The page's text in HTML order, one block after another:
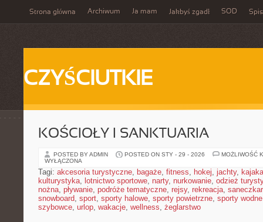
Strona główna Archiwum Ja mam Jakbyś zgadł SOD
CZYŚCIUTKIE
KOŚCIOŁY I SANKTUARIA
POSTED BY ADMIN POSTED ON STY - 29 - 2026
MOŻLIWOŚĆ
WYŁĄCZONA
Tagi: akcesoria turystyczne, bagaże, fitness, hokej, jachty,
kulturystyka, lotnictwo sportowe, narty, nurkowanie, odzież
nożna, pływanie, podróże tematyczne, rejsy, rekreacja,
snowboard, sport, sporty halowe, sporty powietrzne, sporty wodne
szybowce, urlop, wakacje, wellness, żeglarstwo